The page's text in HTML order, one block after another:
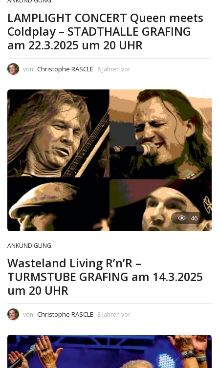
LAMPLIGHT CONCERT Queen meets
Coldplay – STADTHALLE GRAFING
am 22.3.2025 um 20 UHR
von Christophe RASCLE 8 Jahren vor
46
ANKÜNDIGUNG
Wasteland Living R’n’R –
TURMSTUBE GRAFING am 14.3.2025
um 20 UHR
von Christophe RASCLE 8 Jahren vor